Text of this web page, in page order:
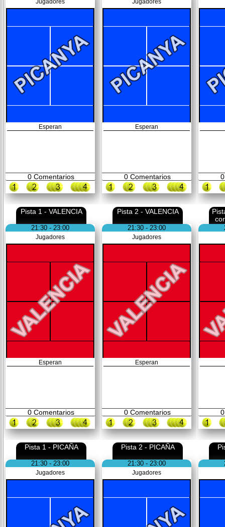
Jugadores
Esperan
0Comentarios
Jugadores
Esperan
0Comentarios 0
Pista 1 - VALENCIA
21:30 - 23:00
Jugadores
Esperan
0Comentarios
Pista 2 - VALENCIA
21:30 - 23:00
Jugadores
Esperan
0Comentarios 0
Pista 1 - PICAÑA
21:30 - 23:00
Jugadores
Pista 2 - PICAÑA
21:30 - 23:00
Jugadores